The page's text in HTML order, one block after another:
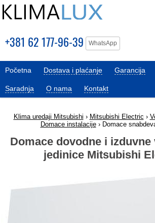
+381 62 177-96-39 WhatsApp
Početna Dostava i plaćanje Garancija
Saradnja O nama Kontakt
Klima uredaji Mitsubishi › Mitsubishi Electric ›
Domace instalacije› Domace
Domace dovodne i
jedinice Mitsubishi